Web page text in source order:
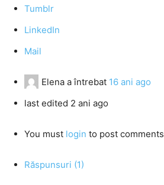
Tumblr
LinkedIn
Mail
Elena a întrebat 16 ani ago
last edited 2 ani ago
You must login to post comments
Răspunsuri (1)